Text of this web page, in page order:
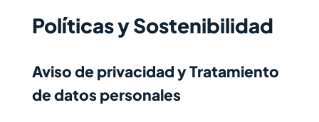
Políticas y Sostenibilidad
Aviso de privacidad y Tratamiento
de datos personales